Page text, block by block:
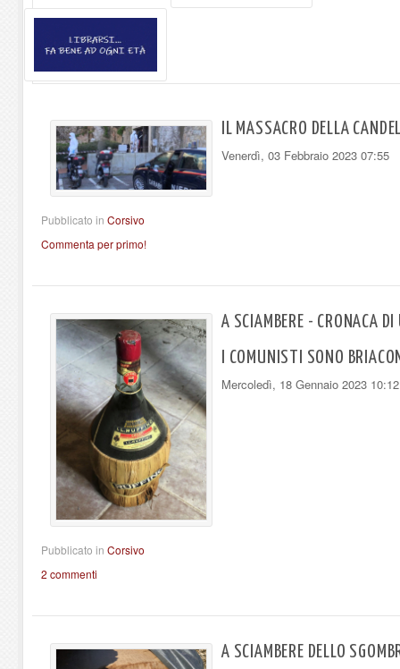
IL MASSACRO DELLA
Venerdì, 03 Febbraio 2023 07:55
Pubblicato in Corsivo
Commenta per primo!
A SCIAMBERE - CRONACA
I COMUNISTI SONO
Mercoledì, 18 Gennaio 2023 10:12
Pubblicato in Corsivo
2 commenti
A SCIAMBERE DELLO